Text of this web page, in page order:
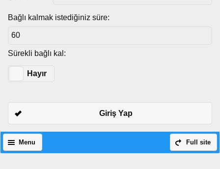
Bağlı kalmak istediğiniz süre:
Sürekli bağlı kal:
Hayır
Giriş Yap
Full site
Menu